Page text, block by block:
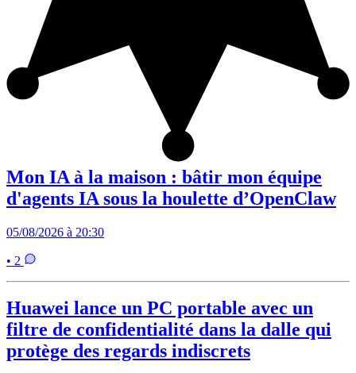
Mon IA à la maison : bâtir mon équipe
d'agents IA sous la houlette d’OpenClaw
05/08/2026 à 20:30
• 2
Huawei lance un PC portable avec un
filtre de confidentialité dans la dalle qui
protège des regards indiscrets